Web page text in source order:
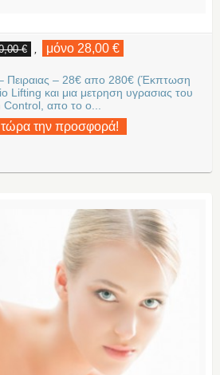
€ μόνο 28,00 €
Πειραιας – 28€ απο 280€ (Έκπτωση
Lifting και μια μετρηση υγρασιας του
απο το ο...
την προσφορά!